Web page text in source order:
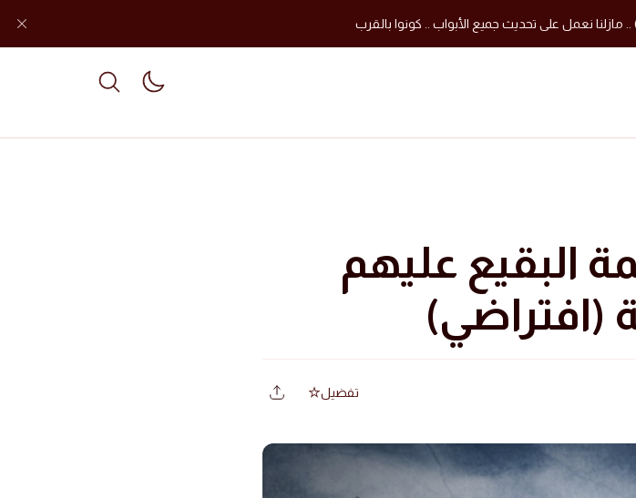
مازلنا نعمل على تحديث جميع الأبواب .. كونوا بالقرب
dark mode
البقيع عليهم
تفضيل